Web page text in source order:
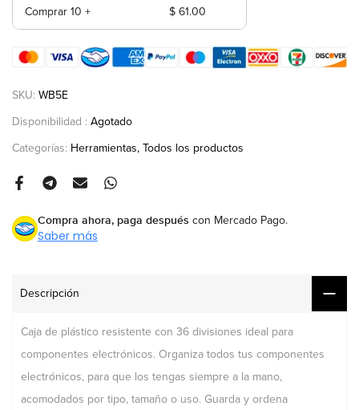
Comprar 10 + $ 61.00
SKU: WB5E
Disponibilidad : Agotado
Categorías: Herramientas Todos los productos
Compra ahora, paga después con Mercado Pago.
Saber más
Descripción
Caja de plástico resistente con 36 divisiones ideal para
componentes electrónicos. Organiza todos tus componentes
electrónicos, para que los tengas siempre a la mano,
acomodados por tipo, tamaño o uso. Guarda y ordena